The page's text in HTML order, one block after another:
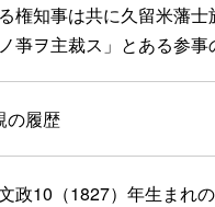
権知事は共に久留米藩
亊ヲ主裁ス」とある参
の履歴
政10 （1827）年生まれ